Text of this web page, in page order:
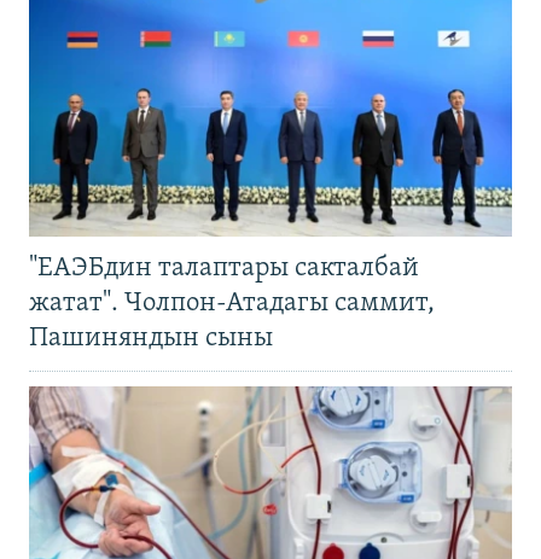
"ЕАЭБдин талаптары сакталбай
жатат". Чолпон-Атадагы саммит,
Пашиняндын сыны